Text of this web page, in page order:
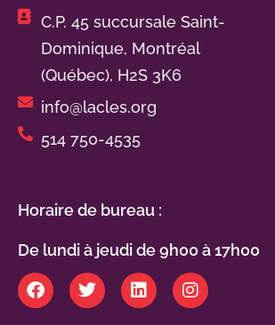
C.P. 45 succursale Saint-
Dominique, Montréal
(Québec), H2S 3K6
info@lacles.org
514 750-4535
Horaire de bureau :
De lundi à jeudi de 9h00 à 17h00